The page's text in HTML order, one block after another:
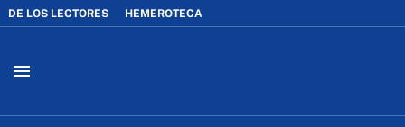
DE LOS LECTORES HEMEROTECA
menu